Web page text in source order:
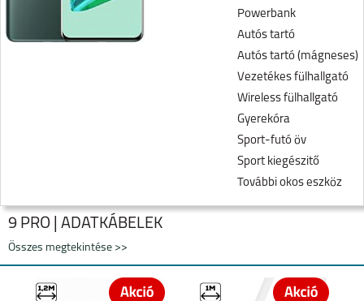
Powerbank
Autós tartó
Autós tartó (mágneses)
Vezetékes fülhallgató
Wireless fülhallgató
Gyerekóra
Sport-futó öv
Sport kiegészitő
További okos eszköz
9 PRO | ADATKÁBELEK
Összes megtekintése >>